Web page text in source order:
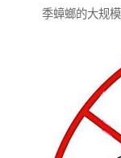
季蟑螂的大规